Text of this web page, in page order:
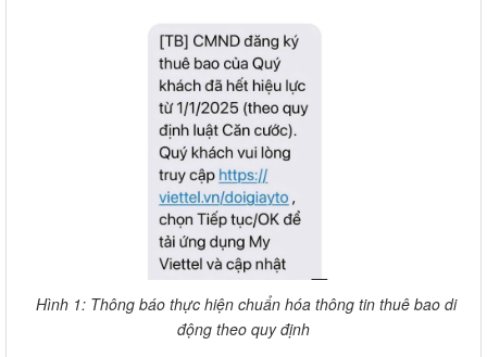
Hình 1: Thông báo thực hiện chuẩn hóa thông tin thuê bao di
động theo quy định